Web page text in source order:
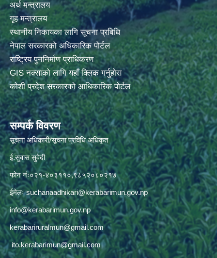
अर्थ मन्त्रालय
गृह मन्त्रालय
स्थानीय निकायका लागि सूचना प्रबिधि
नेपाल सरकारको अधिकारिक पोर्टल
राष्ट्रिय पुननिर्माण प्राधिकरण
GIS नक्साको लागि यहाँ क्लिक गर्नुहोस
कोशी प्रदेश सरकारको आधिकारिक पोर्टल
सम्पर्क विवरण
सूचना अधिकारी/सूचना प्रविधि अधिकृत
ई.सुवास सुवेदी
फोन नंः०२१-४०३११०,९८५२०८०२१७
ईमेलःsuchanaadhikari@kerabarimun.gov.np
info@kerabarimun.gov.np
kerabariruralmun@gmail.com
ito.kerabarimun@gmail.com